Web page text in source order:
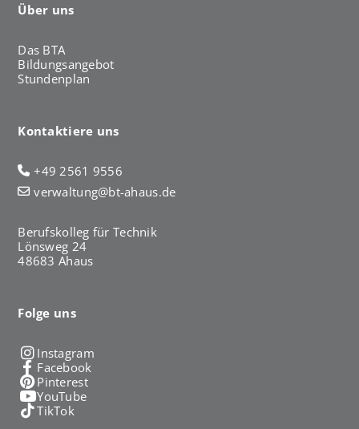
Über uns
Das BTA
Bildungsangebot
Stundenplan
Kontaktiere uns
+49 2561 9556
verwaltung@bt-ahaus.de
Berufskolleg für Technik
Lönsweg 24
48683 Ahaus
Folge uns
Instagram
Facebook
Pinterest
YouTube
TikTok